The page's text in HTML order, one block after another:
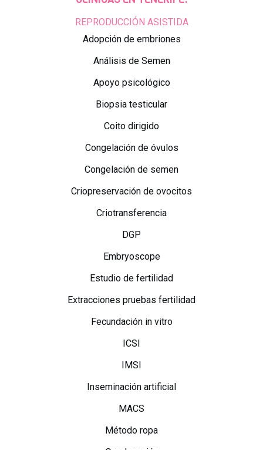
REPRODUCCIÓN ASISTIDA
Adopción de embriones
Análisis de Semen
Apoyo psicológico
Biopsia testicular
Coito dirigido
Congelación de óvulos
Congelación de semen
Criopreservación de ovocitos
Criotransferencia
DGP
Embryoscope
Estudio de fertilidad
Extracciones pruebas fertilidad
Fecundación in vitro
ICSI
IMSI
Inseminación artificial
MACS
Método ropa